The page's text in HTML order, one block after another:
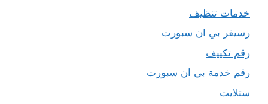
خدمات تنظيف
رسيفر بي ان سبورت
رقم تكييف
رقم خدمة بي ان سبورت
ستلايت